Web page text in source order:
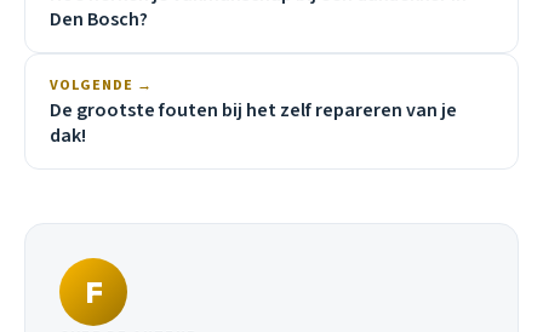
Den Bosch?
VOLGENDE →
De grootste fouten bij het zelf repareren van je
dak!
F